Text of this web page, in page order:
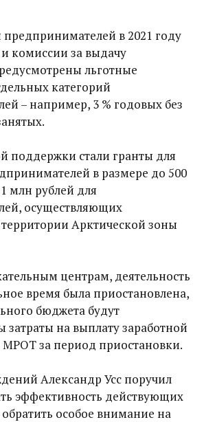
предпринимателей в 2021 году
комиссии за выдачу
льготные
категорий
– например, 3 % годовых без
поддержки стали гранты для
в размере до 500
млн рублей для
осуществляющих
территории Арктической зоны
центрам, деятельность
время была приостановлена,
бюджета будут
на выплату заработной
МРОТ за период приостановки.
Александр Усс поручил
эффективность действующих
особое внимание на